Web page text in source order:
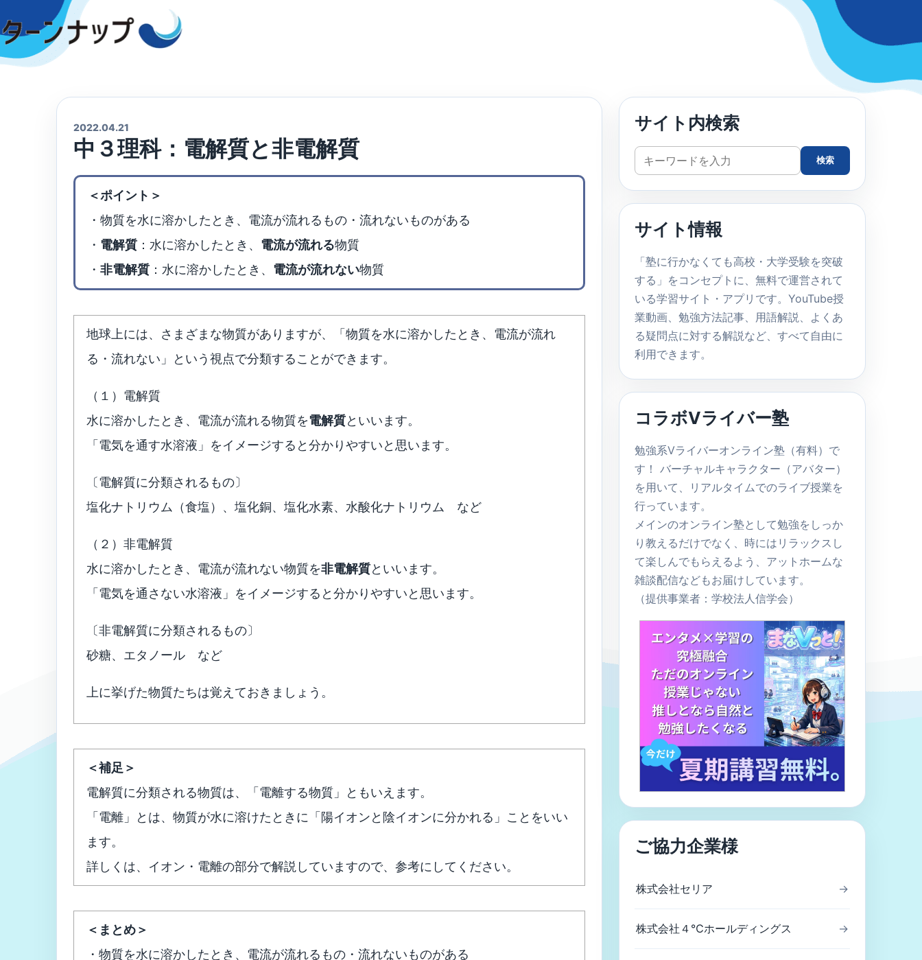
to
content
2022.04.21
中３理科：電解質と非電解質
＜ポイント＞
・物質を水に溶かしたとき、電流が流れるもの・流れないものがある
・ 電解質 ：水に溶かしたとき、 電流が流れる物質
・ 非電解質 ：水に溶かしたとき、 電流が流れない物質
地球上には、さまざまな物質がありますが、「物質を水に溶かしたとき、電流が流れ
る・流れない」という視点で分類することができます。
（１）電解質
水に溶かしたとき、電流が流れる物質を電解質といいます。
「電気を通す水溶液」をイメージすると分かりやすいと思います。
〔電解質に分類されるもの〕
塩化ナトリウム（食塩）、塩化銅、塩化水素、水酸化ナトリウム など
（２）非電解質
水に溶かしたとき、電流が流れない物質を非電解質といいます。
「電気を通さない水溶液」をイメージすると分かりやすいと思います。
〔非電解質に分類されるもの〕
砂糖、エタノール など
上に挙げた物質たちは覚えておきましょう。
＜補足＞
電解質に分類される物質は、「電離する物質」ともいえます。
「電離」とは、物質が水に溶けたときに「陽イオンと陰イオンに分かれる」ことをいい
ます。
詳しくは、イオン・電離の部分で解説していますので、参考にしてください。
＜まとめ＞
・物質を水に溶かしたとき、電流が流れるもの・流れないものがある
サイト内検索
サ
イ
ト
検
検索
サイト情報
「塾に行かなくても高校・大学受験を突破
する」をコンセプトに、無料で運営されて
いる学習サイト・アプリです。YouTube授
業動画、勉強方法記事、用語解説、よくあ
る疑問点に対する解説など、すべて自由に
利用できます。
コラボVライバー塾
勉強系Vライバーオンライン塾（有料）で
す！ バーチャルキャラクター（アバター）
を用いて、リアルタイムでのライブ授業を
行っています。
メインのオンライン塾として勉強をしっか
り教えるだけでなく、時にはリラックスし
て楽しんでもらえるよう、アットホームな
雑談配信などもお届けしています。
（提供事業者：学校法人信学会）
ご協力企業様
株式会社セリア →
株式会社４℃ホールディングス →